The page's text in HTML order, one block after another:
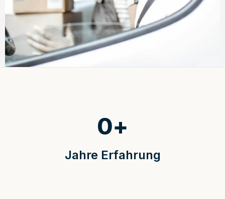
Jahre Erfahrung
0+